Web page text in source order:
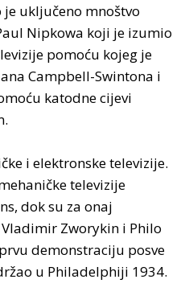
uključeno mnoštvo
Nipkowa koji je izumio
pomoću kojeg je
Campbell-Swintona i
katodne cijevi
i elektronske televizije.
televizije
dok su za onaj
Zworykin i Philo
demonstraciju posve
u Philadelphiji 1934.